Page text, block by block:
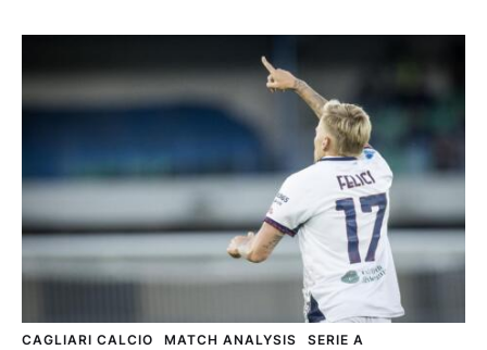
CAGLIARI CALCIO MATCH ANALYSIS SERIE A